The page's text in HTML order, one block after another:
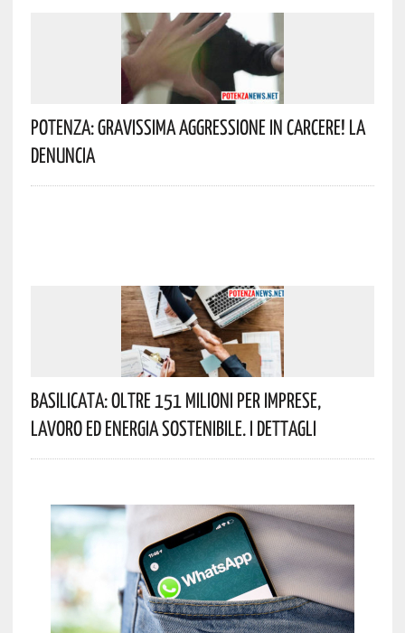
Potenza: Gravissima Aggressione In Carcere! La
Denuncia
Basilicata: Oltre 151 Milioni Per Imprese,
Lavoro Ed Energia Sostenibile. I Dettagli